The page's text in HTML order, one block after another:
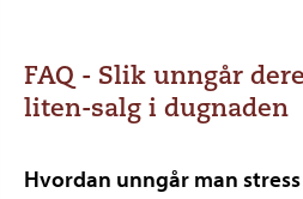
FAQ - Slik unngår
liten-salg i dugnaden
Hvordan unngår man